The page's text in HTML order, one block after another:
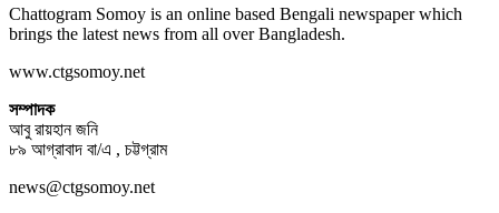
Chattogram Somoy is an online based Bengali newspaper which
brings the latest news from all over Bangladesh.
www.ctgsomoy.net
সম্পাদক
আবু রায়হান জনি
৮৯ আগ্রাবাদ বা/এ , চট্টগ্রাম
news@ctgsomoy.net